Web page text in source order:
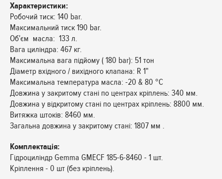
Характеристики:
Робочий тиск: 140 bar.
Максимальний тиск 190 bar.
Об'єм масла: 133 л.
Вага циліндра: 467 кг.
Максимальна вага підйому ( 180 bar): 51 тон
Діаметр вхідного / вихідного клапана: R 1"
Максимальна температура масла: -20 & 80 °C
Довжина у закритому стані по центрах кріплень: 340 мм.
Довжина у відкритому стані по центрах кріплень: 8800 мм.
Витяжка штоків: 8460 мм.
Загальна довжина у закритому стані: 1807 мм .
Комплектація:
Гідроциліндр Gemma GMEСF 185-6-8460 - 1 шт.
Кріплення - 0 шт (без кріплень).